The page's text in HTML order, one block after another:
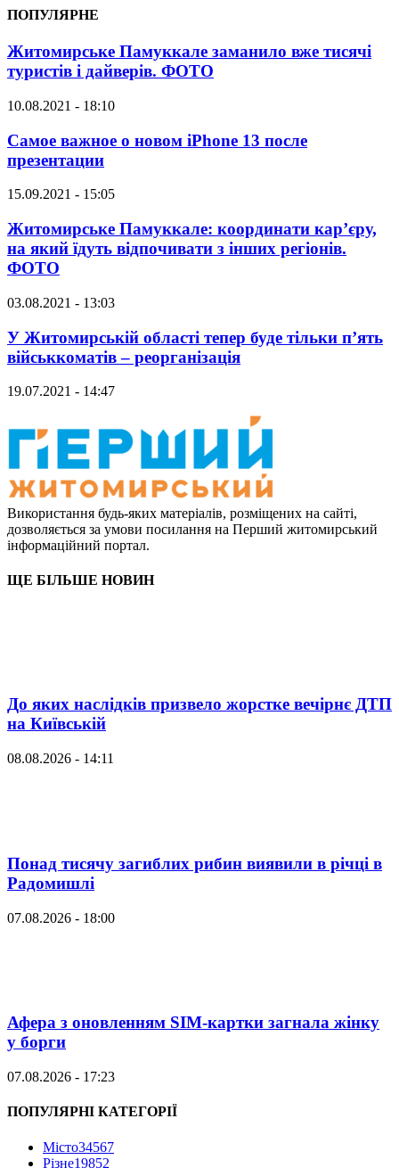
ПОПУЛЯРНЕ
Житомирське Памуккале заманило вже тисячі
туристів і дайверів. ФОТО
10.08.2021 - 18:10
Самое важное о новом iPhone 13 после
презентации
15.09.2021 - 15:05
Житомирське Памуккале: координати кар’єру,
на який їдуть відпочивати з інших регіонів.
ФОТО
03.08.2021 - 13:03
У Житомирській області тепер буде тільки п’ять
військкоматів – реорганізація
19.07.2021 - 14:47
Використання будь-яких матеріалів, розміщених на сайті,
дозволяється за умови посилання на Перший житомирський
інформаційний портал.
ЩЕ БІЛЬШЕ НОВИН
До яких наслідків призвело жорстке вечірнє ДТП
на Київській
08.08.2026 - 14:11
Понад тисячу загиблих рибин виявили в річці в
Радомишлі
07.08.2026 - 18:00
Афера з оновленням SIM-картки загнала жінку
у борги
07.08.2026 - 17:23
ПОПУЛЯРНІ КАТЕГОРІЇ
Місто34567
Різне19852